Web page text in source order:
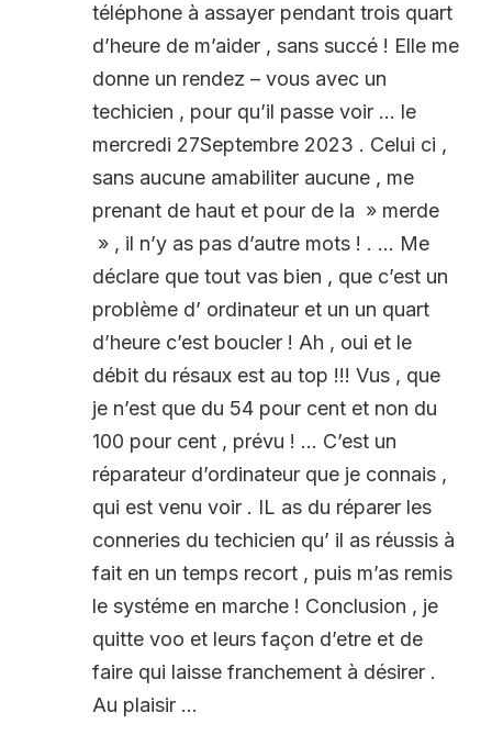
téléphone à assayer pendant trois quart
d’heure de m’aider , sans succé ! Elle me
donne un rendez – vous avec un
techicien , pour qu’il passe voir … le
mercredi 27Septembre 2023 . Celui ci ,
sans aucune amabiliter aucune , me
prenant de haut et pour de la » merde
» , il n’y as pas d’autre mots ! . … Me
déclare que tout vas bien , que c’est un
problème d’ ordinateur et un un quart
d’heure c’est boucler ! Ah , oui et le
débit du résaux est au top !!! Vus , que
je n’est que du 54 pour cent et non du
100 pour cent , prévu ! … C’est un
réparateur d’ordinateur que je connais ,
qui est venu voir . IL as du réparer les
conneries du techicien qu’ il as réussis à
fait en un temps recort , puis m’as remis
le systéme en marche ! Conclusion , je
quitte voo et leurs façon d’etre et de
faire qui laisse franchement à désirer .
Au plaisir …